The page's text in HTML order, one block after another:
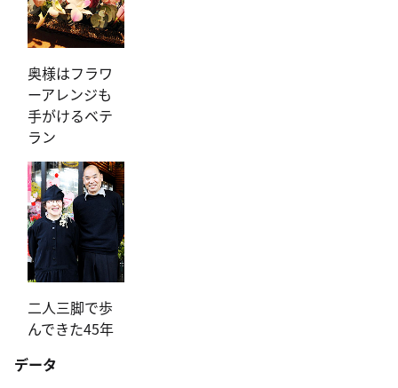
奥様はフラワ
ーアレンジも
手がけるベテ
ラン
二人三脚で歩
んできた45年
データ